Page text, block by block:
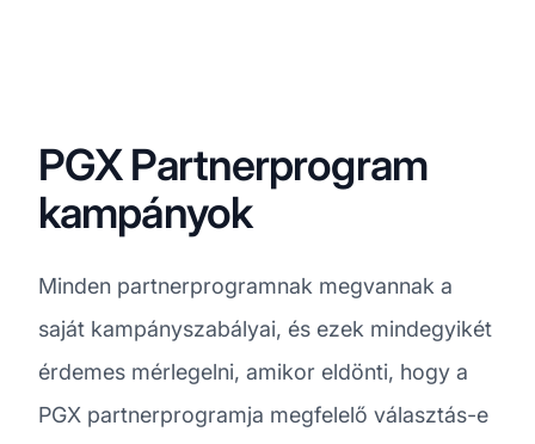
PGX Partnerprogram
kampányok
Minden partnerprogramnak megvannak a
saját kampányszabályai, és ezek mindegyikét
érdemes mérlegelni, amikor eldönti, hogy a
PGX partnerprogramja megfelelő választás-e